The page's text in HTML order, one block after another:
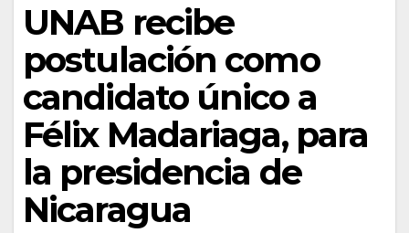
UNAB recibe
postulación como
candidato único a
Félix Madariaga, para
la presidencia de
Nicaragua